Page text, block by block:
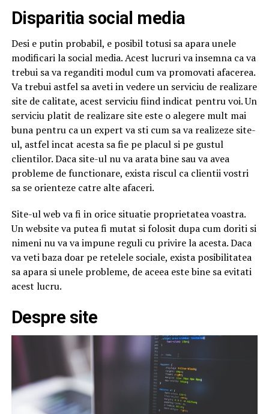
Disparitia social media
Desi e putin probabil, e posibil totusi sa apara unele
modificari la social media. Acest lucruri va insemna ca va
trebui sa va reganditi modul cum va promovati afacerea.
Va trebui astfel sa aveti in vedere un serviciu de realizare
site de calitate, acest serviciu fiind indicat pentru voi. Un
serviciu platit de realizare site este o alegere mult mai
buna pentru ca un expert va sti cum sa va realizeze site-
ul, astfel incat acesta sa fie pe placul si pe gustul
clientilor. Daca site-ul nu va arata bine sau va avea
probleme de functionare, exista riscul ca clientii vostri
sa se orienteze catre alte afaceri.
Site-ul web va fi in orice situatie proprietatea voastra.
Un website va putea fi mutat si folosit dupa cum doriti si
nimeni nu va va impune reguli cu privire la acesta. Daca
va veti baza doar pe retelele sociale, exista posibilitatea
sa apara si unele probleme, de aceea este bine sa evitati
acest lucru.
Despre site